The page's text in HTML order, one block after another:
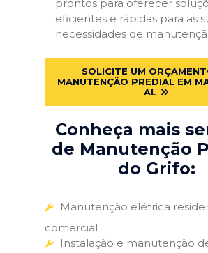
prontos para oferecer
eficientes e rápidas para as
necessidades de
SOLICITE UM
MANUTENÇÃO PREDIAL EM
AL
Conheça mais
de Manutenção
do Grifo:
Manutenção elétrica
comercial
Instalação e manutenção